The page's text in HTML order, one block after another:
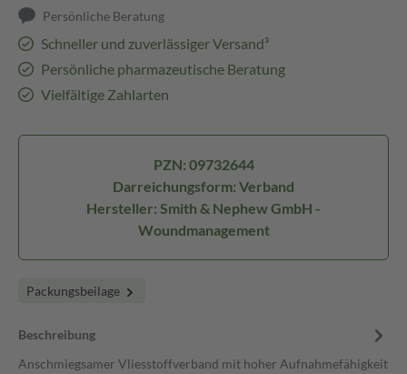
Persönliche Beratung
Schneller und zuverlässiger Versand³
Persönliche pharmazeutische Beratung
Vielfältige Zahlarten
PZN: 09732644
Darreichungsform: Verband
Hersteller: Smith & Nephew GmbH -
Woundmanagement
Packungsbeilage
Beschreibung
Anschmiegsamer Vliesstoffverband mit hoher Aufnahmefähigkeit